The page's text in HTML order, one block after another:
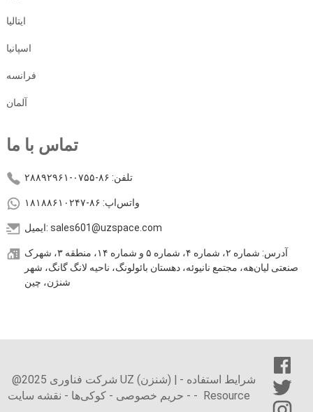
ایتالیا
اسپانیا
فرانسه
آلمان
تماس با ما
تلفن: ۸۶-۰۷۵۵-۲۸۸۹۲۹۶۱
واتس‌اپ: ۸۶-۱۸۱۸۸۶۱۰۲۴۷
ایمیل: sales601@uzspace.com
آدرس: شماره ۲، شماره ۴، شماره ۵ و شماره ۱۴، منطقه ۳، شهرک
صنعتی لیان‌هه، مجتمع نانیوئه، دهستان بائولونگ، ناحیه لانگ گانگ، شهر
شنژن، چین
@2025 شرکت فناوری UZ (شنزن) | شرایط استفاده -
حریم خصوصی -کوکی‌ها - نقشه سایت - - Resource